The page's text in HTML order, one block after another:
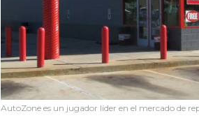
AutoZone es un jugador líder en el mercado de